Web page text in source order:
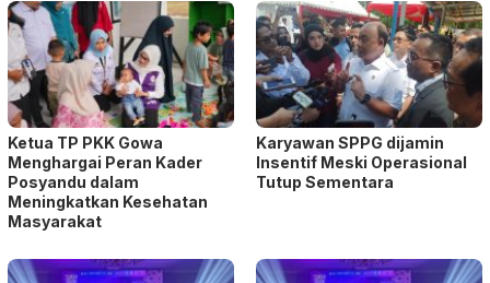
Ketua TP PKK Gowa
Menghargai Peran Kader
Posyandu dalam
Meningkatkan Kesehatan
Masyarakat
Karyawan SPPG dijamin
Insentif Meski Operasional
Tutup Sementara